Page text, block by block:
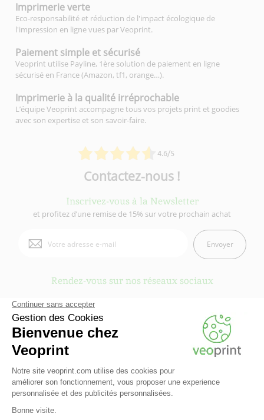
4.6/5
Imprimerieverte
Eco-responsabilité et réduction de l'impact écologique de
l'impression en ligne vues par Veoprint.
Paiement simple et sécurisé
Veoprint utilise Payline, 1ère solution de paiement en ligne
sécurisé en France (Amazon, tf1, orange…).
Imprimerie à la qualité irréprochable
L’équipe Veoprint accompagne tous vos projets print et goodies
avec son expertise et son savoir-faire.
Contactez-nous !
Inscrivez-vous à la Newsletter
et profitez d’une remise de 15% sur votre prochain achat
Envoyer
Rendez-vous sur nos réseaux sociaux
Veoprint est une marque duGroupe Fiducial
- © 2006-2026 Veoprint | Tous
Qui sommes-nous ?- Mentions légales-Conditions Générales d'Utilisation
Conditions Générales de vente- Cookies-Contactez Veoprint-
-Partenaires